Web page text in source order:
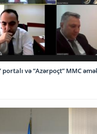
və “Azərpoçt” MMC